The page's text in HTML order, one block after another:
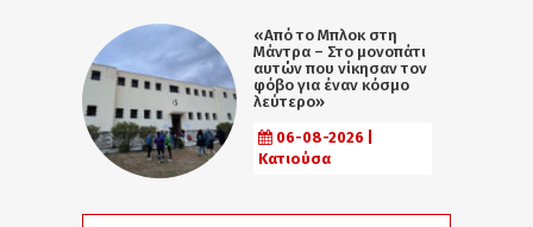
«Από το Μπλοκ στη
Μάντρα – Στο μονοπάτι
αυτών που νίκησαν τον
φόβο για έναν κόσμο
λεύτερο»
06-08-2026 |
Κατιούσα